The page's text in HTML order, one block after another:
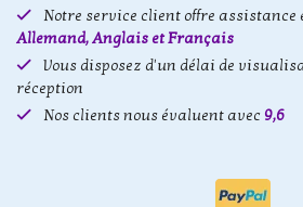
Notre service client offre assistance
Allemand, Anglais et Français
Vous disposez d'un délai de
réception
Nos clients nous évaluent avec 9,6